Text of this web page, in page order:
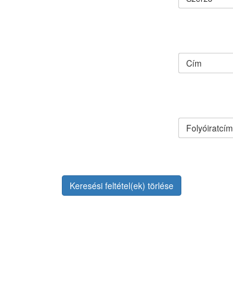
Cím
Folyóiratcím
Keresési feltétel(ek) törlése